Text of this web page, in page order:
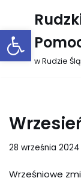
Otwórz pasek
Przejdź
do
treści w Rudzie
28 września 2024
Wrześniowe